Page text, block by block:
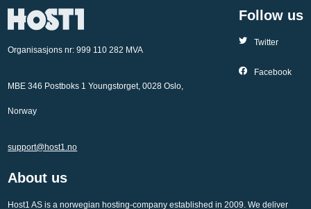
Organisasjons nr: 999 110 282 MVA
MBE 346 Postboks 1 Youngstorget, 0028 Oslo,
Norway
support@host1.no
Follow us
Twitter
Facebook
About us
Host1 AS is a norwegian hosting-company established in 2009. We deliver